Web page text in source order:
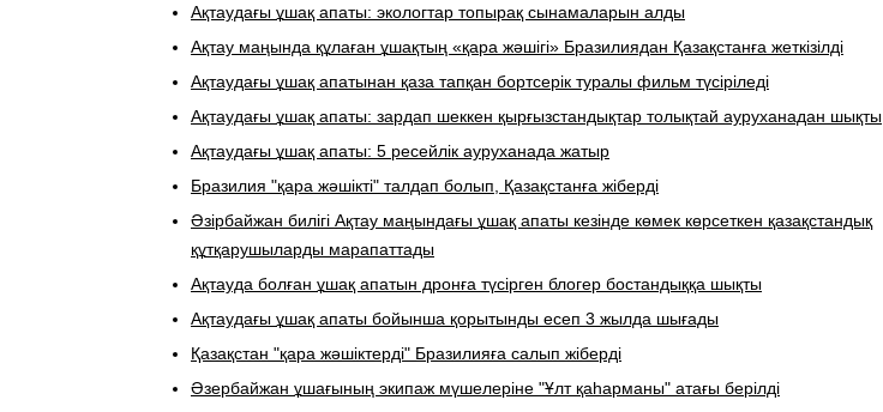
Ақтаудағы ұшақ апаты: экологтар топырақ сынамаларын алды
Ақтау маңында құлаған ұшақтың «қара жәшігі» Бразилиядан Қазақстанға жеткізілді
Ақтаудағы ұшақ апатынан қаза тапқан бортсерік туралы фильм түсіріледі
Ақтаудағы ұшақ апаты: зардап шеккен қырғызстандықтар толықтай ауруханадан шықты
Ақтаудағы ұшақ апаты: 5 ресейлік ауруханада жатыр
Бразилия "қара жәшікті" талдап болып, Қазақстанға жіберді
Әзірбайжан билігі Ақтау маңындағы ұшақ апаты кезінде көмек көрсеткен қазақстандық
құтқарушыларды марапаттады
Ақтауда болған ұшақ апатын дронға түсірген блогер бостандыққа шықты
Ақтаудағы ұшақ апаты бойынша қорытынды есеп 3 жылда шығады
Қазақстан "қара жәшіктерді" Бразилияға салып жіберді
Әзербайжан ұшағының экипаж мүшелеріне "Ұлт қаһарманы" атағы берілді